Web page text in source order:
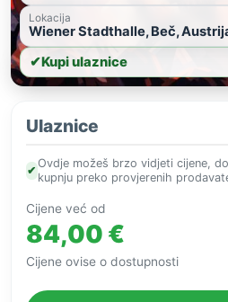
Lokacija
Wiener Stadthalle, Beč,
✔Kupi ulaznice
Ulaznice
✔
Ovdje možeš brzo vidjeti cijene,
kupnju preko provjerenih
Cijene već od
84,00 €
Cijene ovise o dostupnosti